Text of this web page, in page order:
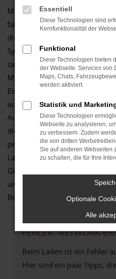
Mit einer Mercedes-Benz GLC-
falsch. Für Fahrten in Bonn und
dieses Modell ganz vortrefflich
Synthese aus Effizienz und
zahlreichen „harten“
Mercedes-Benz GLC-Klasse in
Eine Mercedes-Benz GLC-
aus und das Fahren macht
Autozentrum Schmitz wissen
dieses Modells und können
persönlichen Gespräch
Lage, die vielen Extras und
GLC-Klasse als Neuwagen zu
und fair zu beraten. Setzen Sie
Betrieb mit dem Herz am
FEHLER: NETWORK
Beim Laden ist ein Fehler
Hier sind ein paar Tipps,
Essentiell
Diese Technologien sind
Kernfunktionalität der
Funktional
Diese Technologien bieten
der Webseite. Services von
Maps, Chats,
werden aktiviert.
Statistik und
Diese Technologien
Webseite zu analysieren,
zu verbessern. Zudem
die von dritten
Sie auf anderen Webseiten
zu schalten, die für Ihre
Optionale
Alle